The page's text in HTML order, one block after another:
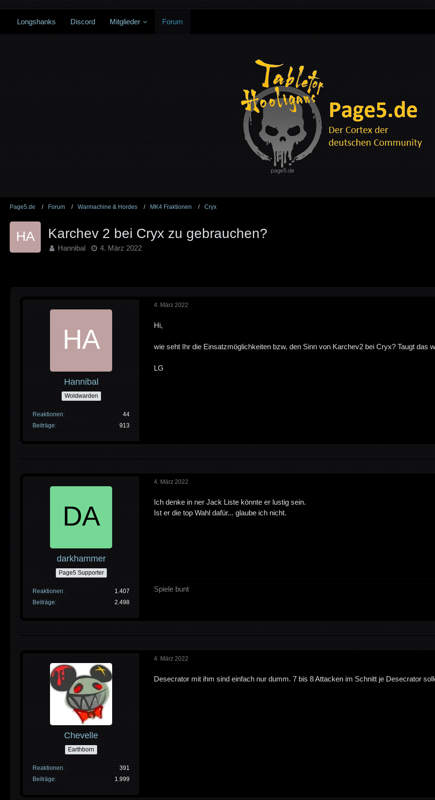
Longshanks Discord Mitglieder Forum
Page5.de Forum Warmachine & Hordes MK4 Fraktionen Cryx
Karchev 2 bei Cryx zu gebrauchen?
Hannibal 4. März 2022
Hannibal
Woldwarden
Reaktionen
44
Beiträge
913
4. März 2022
Hi,
wie seht Ihr die Einsatzmöglichkeiten bzw. den Sinn von Karchev2 bei Cryx? Taugt das
LG
darkhammer
Page5 Supporter
Reaktionen
1.407
Beiträge
2.498
4. März 2022
Ich denke in ner Jack Liste könnte er lustig sein.
Ist er die top Wahl dafür... glaube ich nicht.
Spiele bunt
Chevelle
Earthborn
Reaktionen
391
Beiträge
1.999
4. März 2022
Desecrator mit ihm sind einfach nur dumm. 7 bis 8 Attacken im Schnitt je Desecrator